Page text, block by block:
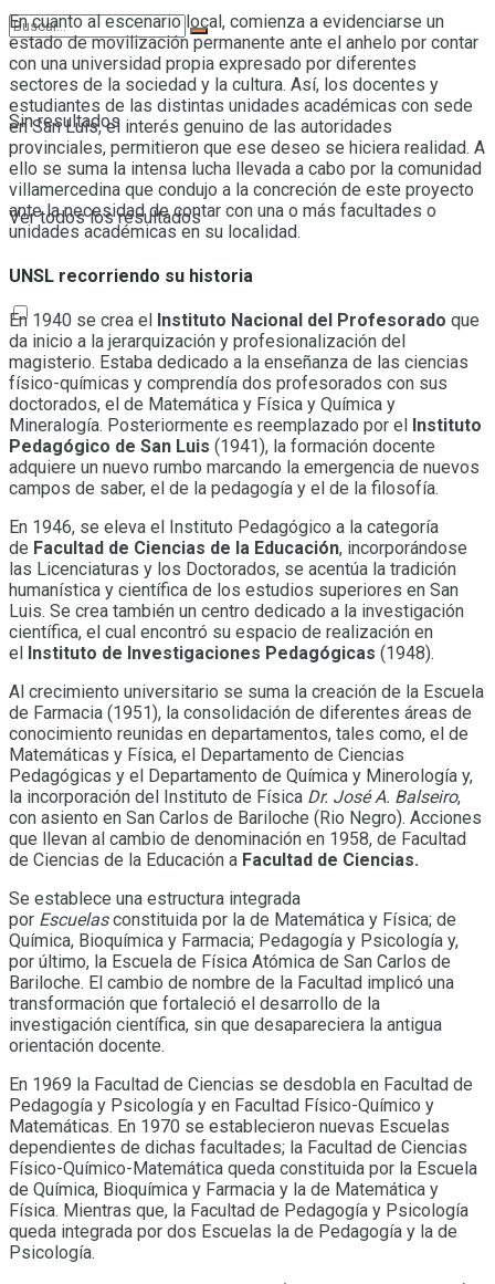
Sin resultados
Ver todos los resultados
En cuanto al escenario local, comienza a evidenciarse un
estado de movilización permanente ante el anhelo por contar
con una universidad propia expresado por diferentes
sectores de la sociedad y la cultura. Así, los docentes y
estudiantes de las distintas unidades académicas con sede
en San Luis, el interés genuino de las autoridades
provinciales, permitieron que ese deseo se hiciera realidad. A
ello se suma la intensa lucha llevada a cabo por la comunidad
villamercedina que condujo a la concreción de este proyecto
ante la necesidad de contar con una o más facultades o
unidades académicas en su localidad.
UNSL recorriendo su historia
En 1940 se crea el Instituto Nacional del Profesorado que
da inicio a la jerarquización y profesionalización del
magisterio. Estaba dedicado a la enseñanza de las ciencias
físico-químicas y comprendía dos profesorados con sus
doctorados, el de Matemática y Física y Química y
Mineralogía. Posteriormente es reemplazado por el
Instituto
Pedagógico de San Luis (1941), la formación docente
adquiere un nuevo rumbo marcando la emergencia de nuevos
campos de saber, el de la pedagogía y el de la filosofía.
En 1946, se eleva el Instituto Pedagógico a la categoría
de Facultad de Ciencias de la Educación, incorporándose
las Licenciaturas y los Doctorados, se acentúa la tradición
humanística y científica de los estudios superiores en San
Luis. Se crea también un centro dedicado a la investigación
científica, el cual encontró su espacio de realización en
el
Instituto de Investigaciones Pedagógicas (1948).
Al crecimiento universitario se suma la creación de la Escuela
de Farmacia (1951), la consolidación de diferentes áreas de
conocimiento reunidas en departamentos, tales como, el de
Matemáticas y Física, el Departamento de Ciencias
Pedagógicas y el Departamento de Química y Minerología y,
la incorporación del Instituto de Física Dr. José A. Balseiro,
con asiento en San Carlos de Bariloche (Rio Negro). Acciones
que llevan al cambio de denominación en 1958, de Facultad
de Ciencias de la Educación a Facultad de Ciencias.
Se establece una estructura integrada
por Escuelasconstituida por la de Matemática y Física; de
Química, Bioquímica y Farmacia; Pedagogía y Psicología y,
por último, la Escuela de Física Atómica de San Carlos de
Bariloche. El cambio de nombre de la Facultad implicó una
transformación que fortaleció el desarrollo de la
investigación científica, sin que desapareciera la antigua
orientación docente.
En 1969 la Facultad de Ciencias se desdobla en Facultad de
Pedagogía y Psicología y en Facultad Físico-Químico y
Matemáticas. En 1970 se establecieron nuevas Escuelas
dependientes de dichas facultades; la Facultad de Ciencias
Físico-Químico-Matemática queda constituida por la Escuela
de Química, Bioquímica y Farmacia y la de Matemática y
Física. Mientras que, la Facultad de Pedagogía y Psicología
queda integrada por dos Escuelas la de Pedagogía y la de
Psicología.